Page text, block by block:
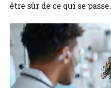
être sûr de ce qui se passe.